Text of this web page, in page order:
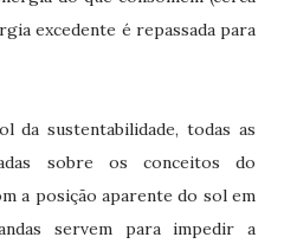
excedente é repassada para
da sustentabilidade, todas as
sobre os conceitos do
a posição aparente do sol em
servem para impedir a